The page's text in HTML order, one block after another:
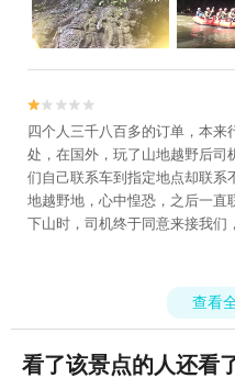


四个人三千八百多的订单，本
处，在国外，玩了山地越野后司
们自己联系车到指定地点却联系
地越野地，心中惶恐，之后一直
下山时，司机终于同意来接我们
直接返回酒店天已黑了。回国后
下文了，再打去哪儿网投拆电话
续，客服却已下线，擦亮眼睛呀
查看
看了该景点的人还看